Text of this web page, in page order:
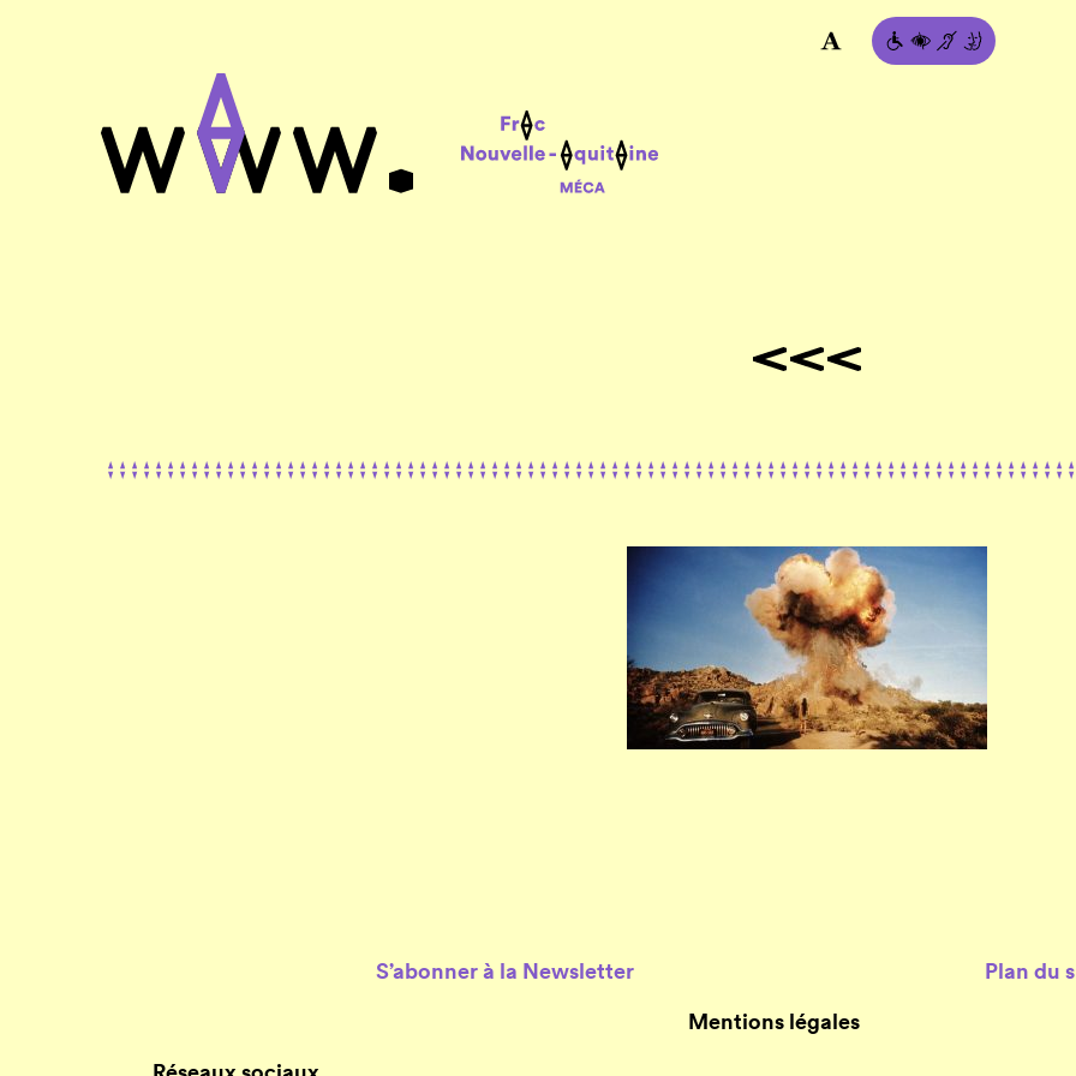
S’abonner à la Newsletter
Mentions légales
Plan du